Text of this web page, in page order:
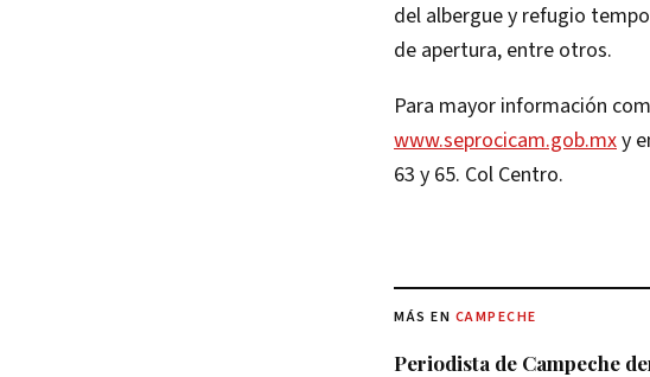
del albergue y refugio
de apertura, entre otros.
Para mayor información
www.seprocicam.gob.mxy
63 y 65. Col Centro.
MÁS EN CAMPECHE
Periodista de Campeche